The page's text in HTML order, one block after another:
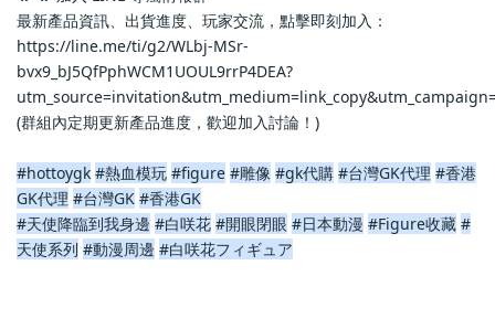
最新產品資訊、出貨進度、玩家交流，點擊即刻加入：
https://line.me/ti/g2/WLbj-MSr-
bvx9_bJ5QfPphWCM1UOUL9rrP4DEA?
(群組內定期更新產品進度，歡迎加入討論！)
#hottoygk #熱血模玩 #figure #雕像 #gk代購 #台灣GK代理 #香港
GK代理 #台灣GK #香港GK
#天使降臨到我身邊 #白咲花 #開眼閉眼 #日本動漫 #Figure收藏 #
天使系列 #動漫周邊 #白咲花フィギュア